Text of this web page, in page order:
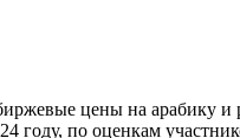
цены на арабику
году, по оценкам